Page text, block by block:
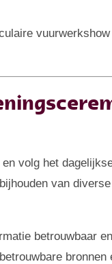
volg het
van diverse
betrouwbaar en
bronnen